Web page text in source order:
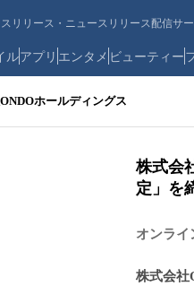
リリース・ニュースリリース配信サ
ルアプリ エンタメ ビューティー
ホールディングス
株式会
定」を
オンライ
株式会社